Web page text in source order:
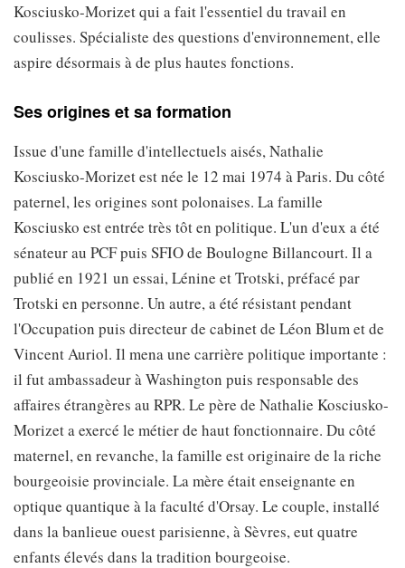
Kosciusko-Morizet qui a fait l'essentiel du travail en
coulisses. Spécialiste des questions d'environnement, elle
aspire désormais à de plus hautes fonctions.
Ses origines et sa formation
Issue d'une famille d'intellectuels aisés, Nathalie
Kosciusko-Morizet est née le 12 mai 1974 à Paris. Du côté
paternel, les origines sont polonaises. La famille
Kosciusko est entrée très tôt en politique. L'un d'eux a été
sénateur au PCF puis SFIO de Boulogne Billancourt. Il a
publié en 1921 un essai, Lénine et Trotski, préfacé par
Trotski en personne. Un autre, a été résistant pendant
l'Occupation puis directeur de cabinet de Léon Blum et de
Vincent Auriol. Il mena une carrière politique importante :
il fut ambassadeur à Washington puis responsable des
affaires étrangères au RPR. Le père de Nathalie Kosciusko-
Morizet a exercé le métier de haut fonctionnaire. Du côté
maternel, en revanche, la famille est originaire de la riche
bourgeoisie provinciale. La mère était enseignante en
optique quantique à la faculté d'Orsay. Le couple, installé
dans la banlieue ouest parisienne, à Sèvres, eut quatre
enfants élevés dans la tradition bourgeoise.